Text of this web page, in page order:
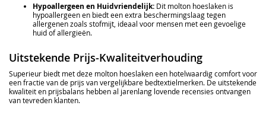
Hypoallergeen en Huidvriendelijk: Dit molton hoeslaken is
hypoallergeen en biedt een extra beschermingslaag tegen
allergenen zoals stofmijt, ideaal voor mensen met een gevoelige
huid of allergieën.
Uitstekende Prijs-Kwaliteitverhouding
Superieur biedt met deze molton hoeslaken een hotelwaardig comfort voor
een fractie van de prijs van vergelijkbare bedtextielmerken. De uitstekende
kwaliteit en prijsbalans hebben al jarenlang lovende recensies ontvangen
van tevreden klanten.